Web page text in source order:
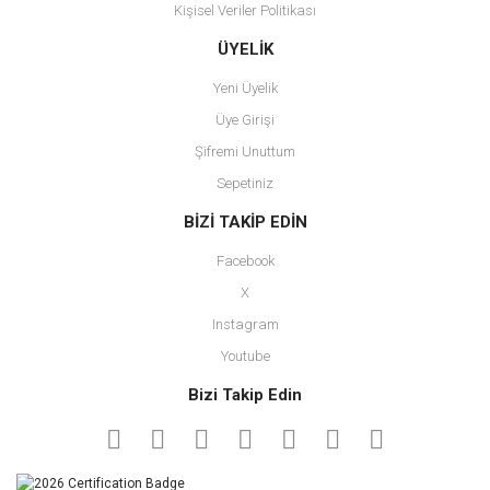
Gönder
Kişisel Veriler Politikası
ÜYELİK
Yeni Üyelik
Üye Girişi
Şifremi Unuttum
Sepetiniz
BİZİ TAKİP EDİN
Facebook
X
Instagram
Youtube
Bizi Takip Edin